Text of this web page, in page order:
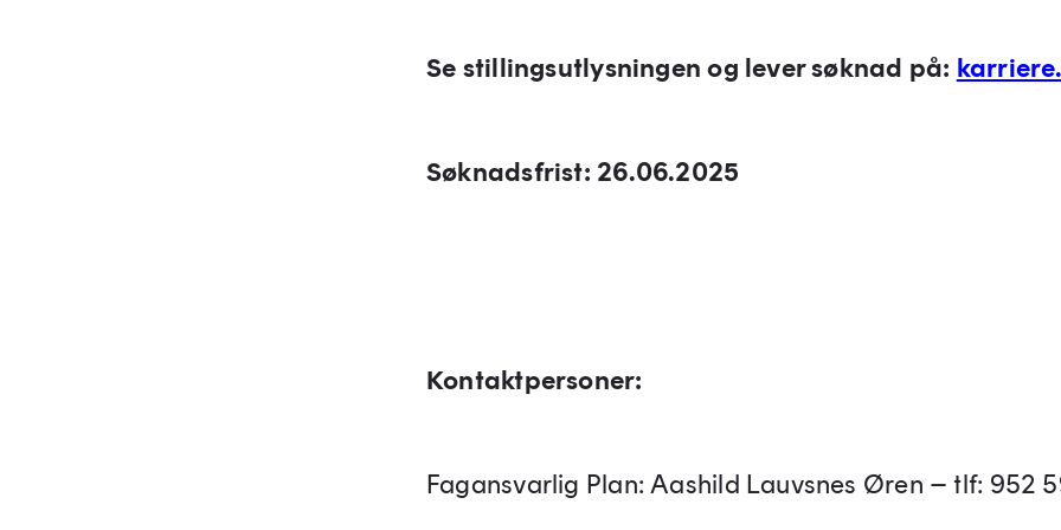
Se stillingsutlysningen og lever søknad på:
Søknadsfrist: 26.06.2025
Kontaktpersoner:
Fagansvarlig Plan: Aashild Lauvsnes Øren – tlf: 952